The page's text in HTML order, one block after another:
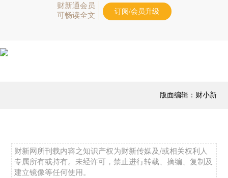
财新通会员
可畅读全文
订阅/会员升级
版面编辑：财小新
财新网所刊载内容之知识产权为财新传媒及/或相关权利人
专属所有或持有。未经许可，禁止进行转载、摘编、复制及
建立镜像等任何使用。